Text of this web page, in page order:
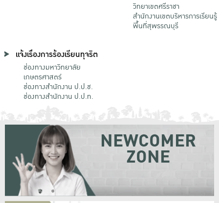
วิทยาเขตศรีราชา
สำนักงานเขตบริหารการเรียนรู้
พื้นที่สุพรรณบุรี
แจ้งเรื่องการร้องเรียนทุจริต
ช่องทางมหาวิทยาลัย
เกษตรศาสตร์
ช่องทางสำนักงาน ป.ป.ช.
ช่องทางสำนักงาน ป.ป.ท.
NEWCOMER
ZONE